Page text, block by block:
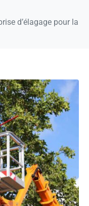
d’élagage pour la